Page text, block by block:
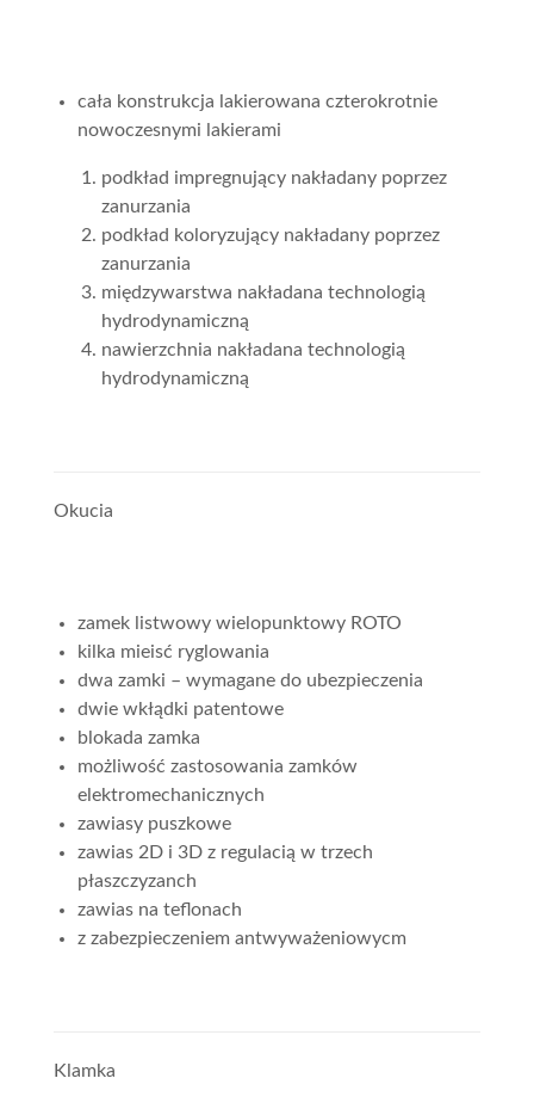
cała konstrukcja lakierowana czterokrotnie
nowoczesnymi lakierami
podkład impregnujący nakładany poprzez
zanurzania
podkład koloryzujący nakładany poprzez
zanurzania
międzywarstwa nakładana technologią
hydrodynamiczną
nawierzchnia nakładana technologią
hydrodynamiczną
Okucia
zamek listwowy wielopunktowy ROTO
kilka mieisć ryglowania
dwa zamki – wymagane do ubezpieczenia
dwie wkłądki patentowe
blokada zamka
możliwość zastosowania zamków
elektromechanicznych
zawiasy puszkowe
zawias 2D i 3D z regulacią w trzech
płaszczyzanch
zawias na teflonach
z zabezpieczeniem antwyważeniowycm
Klamka